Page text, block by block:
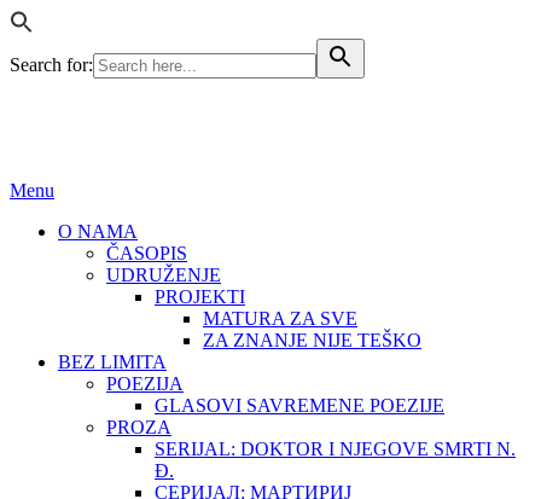
Search for:
Menu
O NAMA
ČASOPIS
UDRUŽENJE
PROJEKTI
MATURA ZA SVE
ZA ZNANJE NIJE TEŠKO
BEZ LIMITA
POEZIJA
GLASOVI SAVREMENE POEZIJE
PROZA
SERIJAL: DOKTOR I NJEGOVE SMRTI N.
Đ.
СЕРИЈАЛ: МАРТИРИЈ